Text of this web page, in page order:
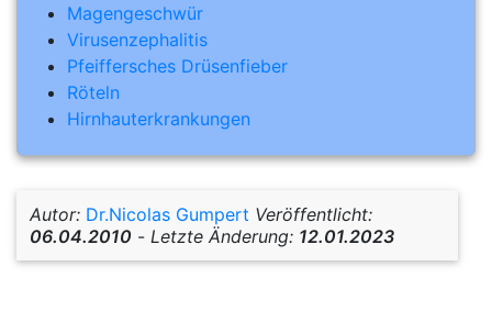
Magengeschwür
Virusenzephalitis
Pfeiffersches Drüsenfieber
Röteln
Hirnhauterkrankungen
Autor: Dr.Nicolas Gumpert Veröffentlicht:
06.04.2010 - Letzte Änderung: 12.01.2023